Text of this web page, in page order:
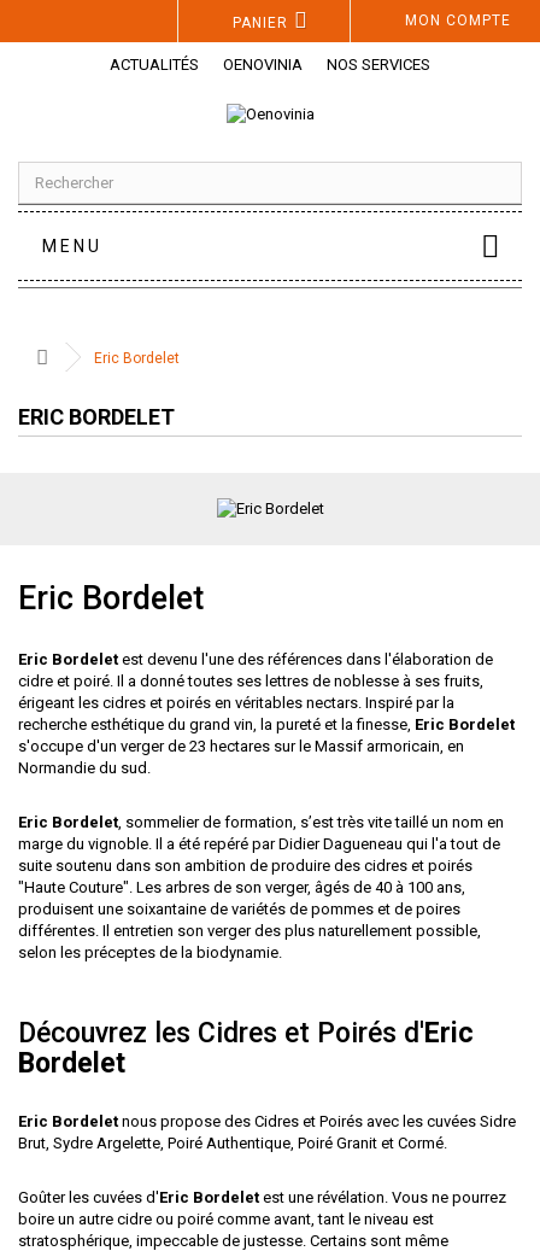
MON COMPTE
PANIER
ACTUALITÉS OENOVINIA NOS SERVICES
MENU
Eric Bordelet
ERIC BORDELET
Eric Bordelet
Eric Bordelet est devenu l'une des références dans l'élaboration de
cidre et poiré. Il a donné toutes ses lettres de noblesse à ses fruits,
érigeant les cidres et poirés en véritables nectars. Inspiré par la
recherche esthétique du grand vin, la pureté et la finesse, Eric Bordelet
s'occupe d'un verger de 23 hectares sur le Massif armoricain, en
Normandie du sud.
Eric Bordelet , sommelier de formation, s’est très vite taillé un nom en
marge du vignoble. Il a été repéré parDidier Dagueneau qui l'a tout de
suite soutenu dans son ambition de produire des cidres et poirés
"Haute Couture". Les arbres de son verger, âgés de 40 à 100 ans,
produisent une soixantaine de variétés de pommes et de poires
différentes. Il entretien son verger des plus naturellement possible,
selon les préceptes de la biodynamie.
Découvrez les Cidres et Poirés d'Eric
Bordelet
Eric Bordelet nous propose des Cidres et Poirés avec les cuvées Sidre
Brut, Sydre Argelette, Poiré Authentique , Poiré Granit et Cormé.
Goûter les cuvées d'Eric Bordelet est une révélation. Vous ne pourrez
boire un autre cidre ou poiré comme avant, tant le niveau est
stratosphérique, impeccable de justesse. Certains sont même